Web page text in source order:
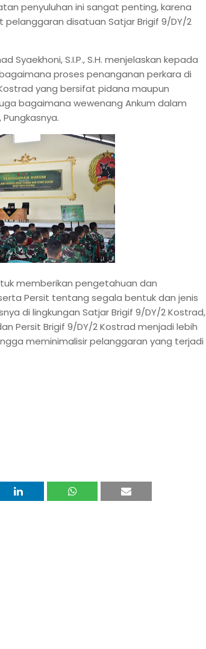
penyuluhan ini sangat penting, karena
disatuan Satjar Brigif 9/DY/2
Syaekhoni, S.I.P., S.H. menjelaskan kepada
proses penanganan perkara di
yang bersifat pidana maupun
bagaimana wewenang Ankum dalam
memberikan pengetahuan dan
Persit tentang segala bentuk dan jenis
di lingkungan Satjar Brigif 9/DY/2 Kostrad,
Persit Brigif 9/DY/2 Kostrad menjadi lebih
meminimalisir pelanggaran yang terjadi